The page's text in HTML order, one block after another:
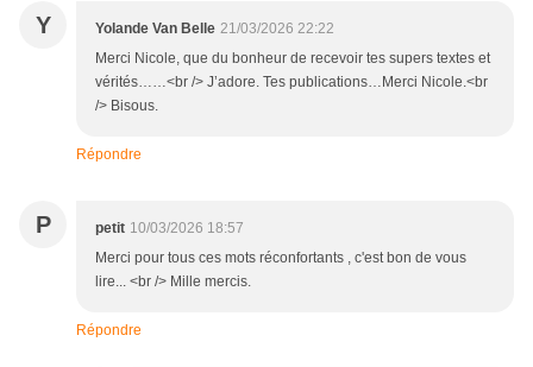
Y Yolande Van Belle 21/03/2026 22:22
Merci Nicole, que du bonheur de recevoir tes supers textes et
vérités……<br /> J’adore. Tes publications…Merci Nicole.<br
/> Bisous.
Répondre
P petit 10/03/2026 18:57
Merci pour tous ces mots réconfortants , c'est bon de vous
lire... <br /> Mille mercis.
Répondre